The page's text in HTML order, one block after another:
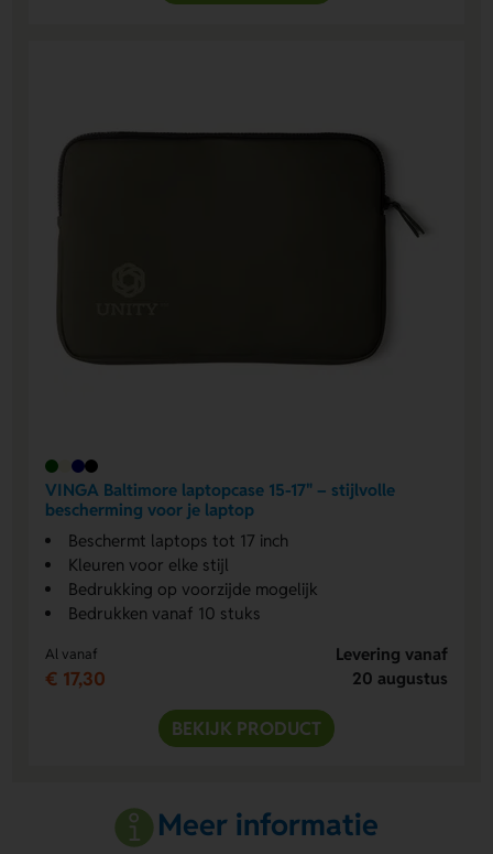
VINGA Baltimore laptopcase 15-17" – stijlvolle
bescherming voor je laptop
Beschermt laptops tot 17 inch
Kleuren voor elke stijl
Bedrukking op voorzijde mogelijk
Bedrukken vanaf 10 stuks
Al vanaf
€ 17,30
Levering vanaf
20 augustus
BEKIJK PRODUCT
Meer informatie